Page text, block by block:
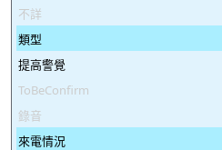
不詳
類型
提高警覺
ToBeConfirm
錄音
來電情況